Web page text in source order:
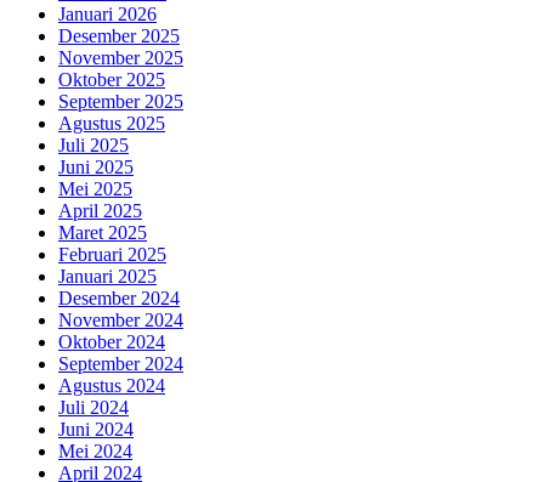
Januari 2026
Desember 2025
November 2025
Oktober 2025
September 2025
Agustus 2025
Juli 2025
Juni 2025
Mei 2025
April 2025
Maret 2025
Februari 2025
Januari 2025
Desember 2024
November 2024
Oktober 2024
September 2024
Agustus 2024
Juli 2024
Juni 2024
Mei 2024
April 2024